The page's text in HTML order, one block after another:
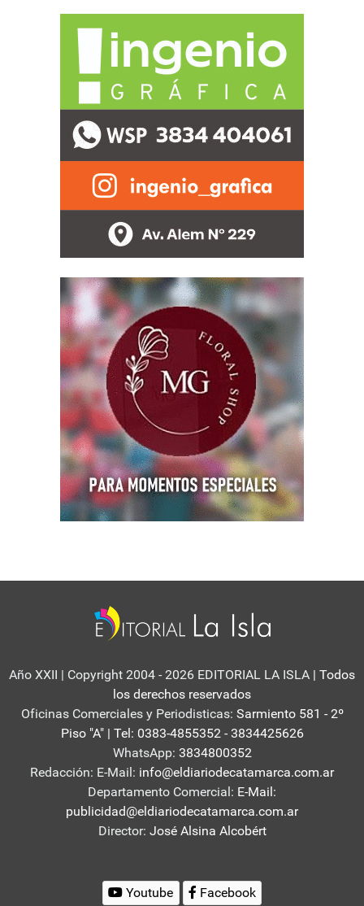
Año XXII | Copyright 2004 - 2026 EDITORIAL LA ISLA | Todos
los derechos reservados
Oficinas Comerciales y Periodisticas: Sarmiento 581 - 2º
Piso "A" | Tel: 0383-4855352 - 3834425626
WhatsApp: 3834800352
Redacción: E-Mail: info@eldiariodecatamarca.com.ar
Departamento Comercial: E-Mail:
publicidad@eldiariodecatamarca.com.ar
Director: José Alsina Alcobért
Youtube Facebook